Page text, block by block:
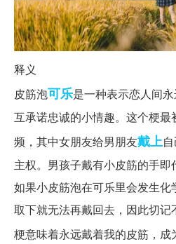
释义
皮筋泡可乐是一种表示恋人间
互承诺忠诚的小情趣。这个梗
频，其中女朋友给男朋友戴上
主权。男孩子戴有小皮筋的手即
如果小皮筋泡在可乐里会发生化
取下就无法再戴回去，因此切
梗意味着永远戴着我的皮筋，成